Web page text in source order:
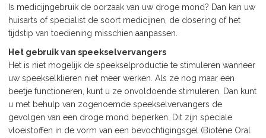
Is medicijngebruik de oorzaak van uw droge mond? Dan kan uw
huisarts of specialist de soort medicijnen, de dosering of het
tijdstip van toediening misschien aanpassen.
Het gebruik van speekselvervangers
Het is niet mogelijk de speekselproductie te stimuleren wanneer
uw speekselklieren niet meer werken. Als ze nog maar een
beetje functioneren, kunt u ze onvoldoende stimuleren. Dan kunt
u met behulp van zogenoemde speekselvervangers de
gevolgen van een droge mond beperken. Dit zijn speciale
vloeistoffen in de vorm van een bevochtigingsgel (Biotène Oral